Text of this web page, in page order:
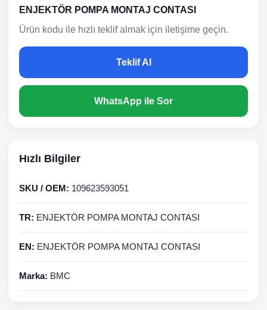
ENJEKTÖR POMPA MONTAJ CONTASI
Ürün kodu ile hızlı teklif almak için iletişime geçin.
Teklif Al
WhatsApp ile Sor
Hızlı Bilgiler
SKU / OEM: 109623593051
TR: ENJEKTÖR POMPA MONTAJ CONTASI
EN: ENJEKTÖR POMPA MONTAJ CONTASI
Marka: BMC